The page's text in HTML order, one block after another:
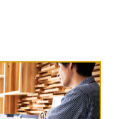
る×メディア